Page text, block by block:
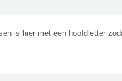
is hier met een hoofdletter